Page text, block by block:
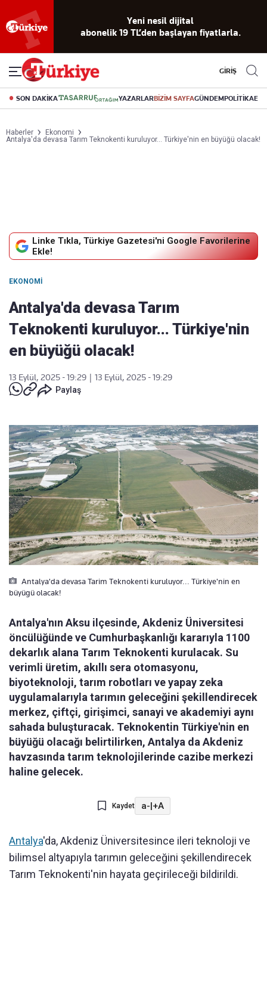
okuma
deneyimi
dijital arşiv
Akıllı haber
asistanı
Eski gazeteleri
indirme
canlı soru
cevap
GİRİŞ
SON DAKİKA YAZARLARBİZİM SAYFAGÜNDEMPOLİTİKA
Haberler
Ekonomi
Antalya'da devasa Tarım Teknokenti kuruluyor... Türkiye'nin en büyüğü olacak!
Linke Tıkla, Türkiye Gazetesi'ni Google Favorilerine
Ekle!
EKONOMI
Antalya'da devasa Tarım
Teknokenti kuruluyor... Türkiye'nin
en büyüğü olacak!
13 Eylül, 2025 - 19:29
13 Eylül, 2025 - 19:29
Paylaş
Antalya'da devasa Tarim Teknokenti kuruluyor... Türkiye'nin en
büyügü olacak!
Antalya'nın Aksu ilçesinde, Akdeniz Üniversitesi
öncülüğünde ve Cumhurbaşkanlığı kararıyla 1100
dekarlık alana Tarım Teknokenti kurulacak. Su
verimli üretim, akıllı sera otomasyonu,
biyoteknoloji, tarım robotları ve yapay zeka
uygulamalarıyla tarımın geleceğini şekillendirecek
merkez, çiftçi, girişimci, sanayi ve akademiyi aynı
sahada buluşturacak. Teknokentin Türkiye'nin en
büyüğü olacağı belirtilirken, Antalya da Akdeniz
havzasında tarım teknolojilerinde cazibe merkezi
haline gelecek.
Kaydet a-|+A
Antalya'da, Akdeniz Üniversitesince ileri teknoloji ve
bilimsel altyapıyla tarımın geleceğini şekillendirecek
Tarım Teknokenti'nin hayata geçirileceği bildirildi.